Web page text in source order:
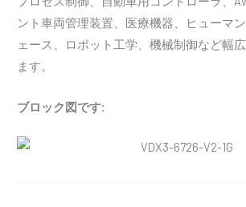
ント車両管理装置、医療機器、ヒューマ
ェース、ロボット工学、機械制御など幅
ます。
ブロック図です: